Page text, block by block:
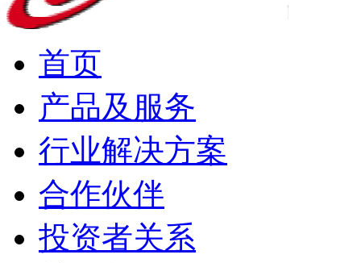
首页
产品及服务
行业解决方案
合作伙伴
投资者关系